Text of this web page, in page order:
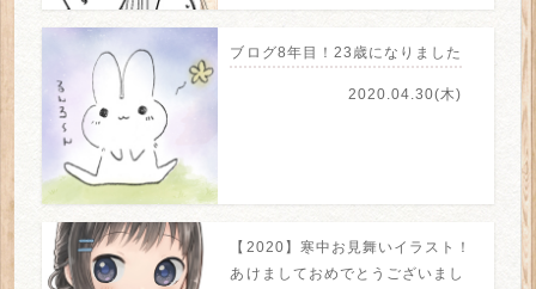
ブログ8年目！23歳になりました
2020.04.30(木)
【2020】寒中お見舞いイラスト！
あけましておめでとうございまし